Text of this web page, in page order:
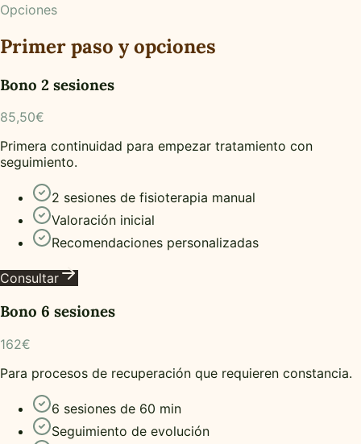
Opciones
Primer paso y opciones
Bono 2 sesiones
85,50€
Primera continuidad para empezar tratamiento con
seguimiento.
2 sesiones de fisioterapia manual
Valoración inicial
Recomendaciones personalizadas
Consultar
Bono 6 sesiones
162€
Para procesos de recuperación que requieren constancia.
6 sesiones de 60 min
Seguimiento de evolución